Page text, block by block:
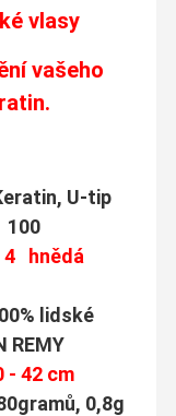
vlasy
vašeho
U-tip
4 hnědá
REMY
- 42 cm
0,8g